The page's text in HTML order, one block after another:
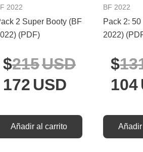
2022
2 Super Booty (BF
(PDF)
215USD
172 USD
Añadir al carrito
BF 2022
Pack 2:
2022)
104